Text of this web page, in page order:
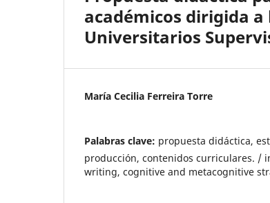
académicos dirigida
Universitarios
María Cecilia Ferreira Torre
Palabras clave: propuesta didáctica,
producción, contenidos curriculares. /
writing, cognitive and metacognitive